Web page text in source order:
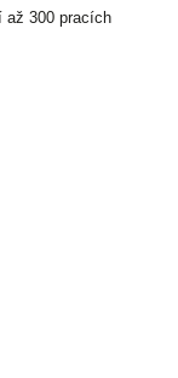
až 300 pracích